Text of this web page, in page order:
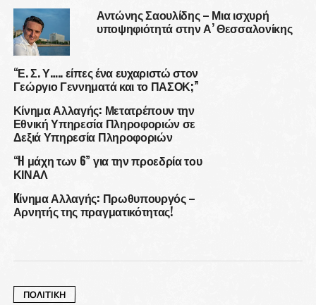
Αντώνης Σαουλίδης – Μια ισχυρή
υποψηφιότητά στην Α’ Θεσσαλονίκης
“Ε. Σ. Υ….. είπες ένα ευχαριστώ στον
Γεώργιο Γεννηματά και το ΠΑΣΟΚ;”
Κίνημα Αλλαγής: Μετατρέπουν την
Εθνική Υπηρεσία Πληροφοριών σε
Δεξιά Υπηρεσία Πληροφοριών
“H μάχη των 6” για την προεδρία του
ΚΙΝΑΛ
Kίνημα Αλλαγής: Πρωθυπουργός –
Αρνητής της πραγματικότητας!
ΠΟΛΙΤΙΚΗ